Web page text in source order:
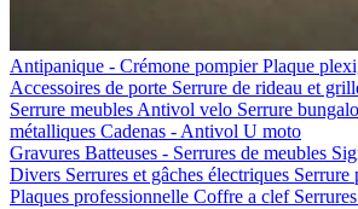
Antipanique - Crémone pompierPlaque
Accessoires de porte Serrure de rideau et
Serrure meubles Antivol velo Serrure
métalliques Cadenas - Antivol U moto
Gravures Batteuses - Serrures de meubles
Divers Serrures et gâches électriques Serrure
Plaques professionnelle Coffre a clef